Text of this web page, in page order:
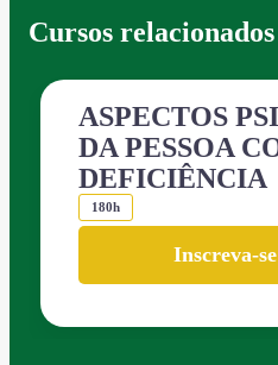
Cursos relacionados
ASPECTOS
DA PESSOA
DEFICIÊNCIA
180h
Inscreva-se